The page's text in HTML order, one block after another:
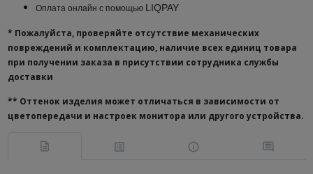
Оплата онлайн с помощью LIQPAY
* Пожалуйста, проверяйте отсутствие механических
повреждений и комплектацию, наличие всех единиц товара
при получении заказа в присутствии сотрудника службы
доставки
** Оттенок изделия может отличаться в зависимости от
цветопередачи и настроек монитора или другого устройства.